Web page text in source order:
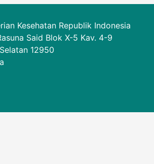
Kesehatan Republik Indonesia
Said Blok X-5 Kav. 4-9
12950